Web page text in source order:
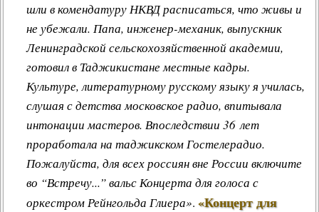
шли в комендатуру НКВД расписаться, что живы и
не убежали. Папа, инженер-механик, выпускник
Ленинградской сельскохозяйственной академии,
готовил в Таджикистане местные кадры.
Культуре, литературному русскому языку я училась,
слушая с детства московское радио, впитывала
интонации мастеров. Впоследствии 36 лет
проработала на таджикском Гостелерадио.
Пожалуйста, для всех россиян вне России включите
во “Встречу...” вальс Концерта для голоса с
оркестром Рейнгольда Глиера». «Концерт для